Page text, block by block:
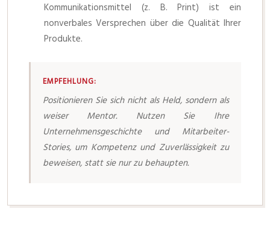
Kommunikationsmittel (z. B. Print) ist ein
nonverbales Versprechen über die Qualität Ihrer
Produkte.
EMPFEHLUNG:
Positionieren Sie sich nicht als Held, sondern als
weiser Mentor. Nutzen Sie Ihre
Unternehmensgeschichte und Mitarbeiter-
Stories, um Kompetenz und Zuverlässigkeit zu
beweisen, statt sie nur zu behaupten.